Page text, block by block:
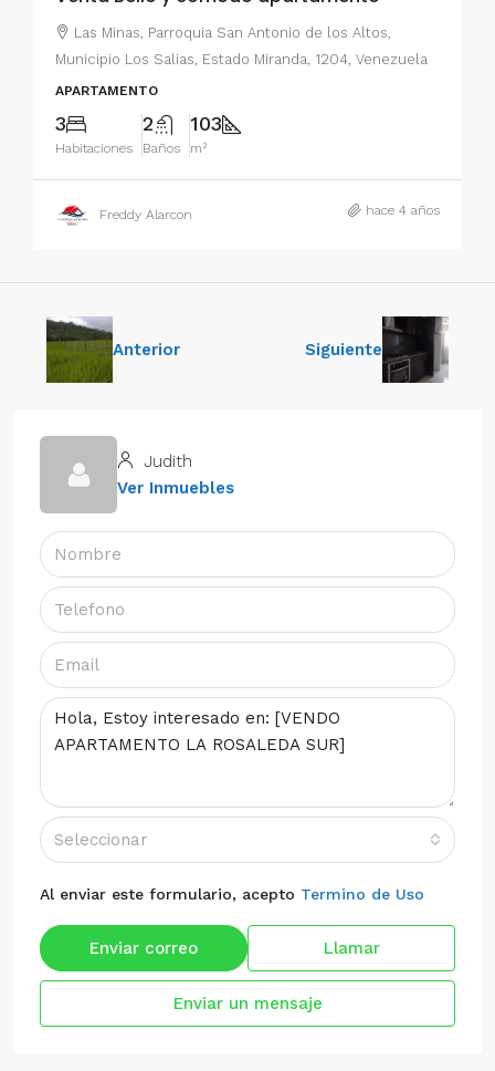
Las Minas, Parroquia San Antonio de los Altos,
Municipio Los Salias, Estado Miranda, 1204, Venezuela
APARTAMENTO
3
Habitaciones
2
Baños
103
m²
Freddy Alarcon hace 4 años
Anterior Siguiente
Judith
Ver Inmuebles
Seleccionar
Al enviar este formulario, acepto Termino de Uso
Enviar correo Llamar
Enviar un mensaje